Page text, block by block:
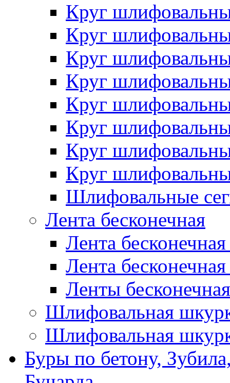
Круг
Круг
Круг
Круг
Круг
Круг
Круг
Круг
Шлифовальные
Лента бесконечная
Лента
Лента
Ленты
Шлифовальная
Шлифовальная
Буры по бетону,